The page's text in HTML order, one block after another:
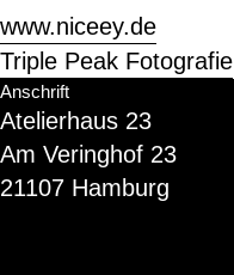
www.niceey.de
Triple Peak Fotografie
Anschrift
Atelierhaus 23
Am Veringhof 23
21107 Hamburg